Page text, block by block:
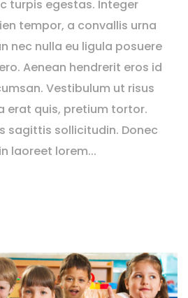
turpis egestas. Integer
tempor, a convallis urna
nec nulla eu ligula posuere
Aenean hendrerit eros id
Vestibulum ut risus
erat quis, pretium tortor.
sagittis sollicitudin. Donec
laoreet lorem...